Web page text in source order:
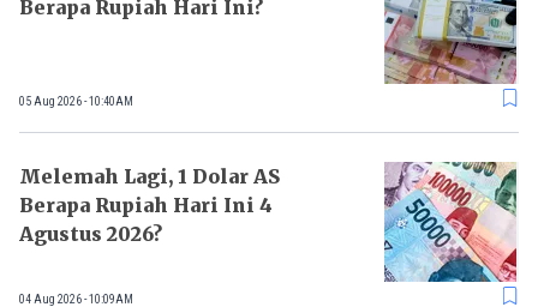
Berapa Rupiah Hari Ini?
05 Aug 2026 - 10:40AM
Melemah Lagi, 1 Dolar AS
Berapa Rupiah Hari Ini 4
Agustus 2026?
04 Aug 2026 - 10:09AM